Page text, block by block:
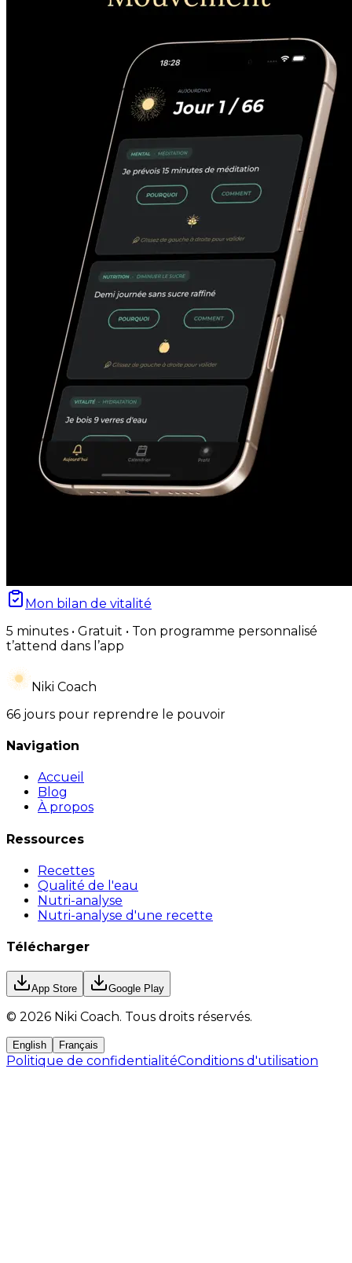
Mon bilan de vitalité
5 minutes • Gratuit • Ton programme personnalisé
t’attend dans l’app
Niki Coach
66 jours pour reprendre le pouvoir
Navigation
Accueil
Blog
À propos
Ressources
Recettes
Qualité de l'eau
Nutri-analyse
Nutri-analyse d'une recette
Télécharger
App Store Google Play
© 2026 Niki Coach. Tous droits réservés.
English Français
Politique de confidentialitéConditions d'utilisation